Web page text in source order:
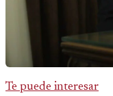
Te puede interesar